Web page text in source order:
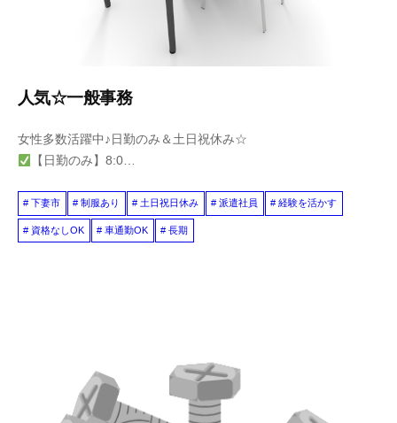
人気☆一般事務
女性多数活躍中♪日勤のみ＆土日祝休み☆
【日勤のみ】8:0…
下妻市 制服あり 土日祝日休み 派遣社員 経験を活かす
資格なしOK 車通勤OK 長期